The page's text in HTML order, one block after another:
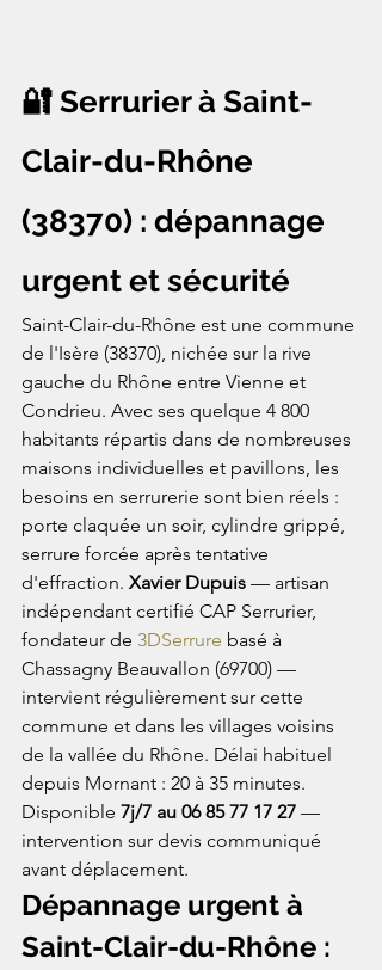
🔐 Serrurier à Saint-
Clair-du-Rhône
(38370) : dépannage
urgent et sécurité
Saint-Clair-du-Rhône est une commune
de l'Isère (38370), nichée sur la rive
gauche du Rhône entre Vienne et
Condrieu. Avec ses quelque 4 800
habitants répartis dans de nombreuses
maisons individuelles et pavillons, les
besoins en serrurerie sont bien réels :
porte claquée un soir, cylindre grippé,
serrure forcée après tentative
d'effraction. Xavier Dupuis — artisan
indépendant certifié CAP Serrurier,
fondateur de 3DSerrure basé à
Chassagny Beauvallon (69700) —
intervient régulièrement sur cette
commune et dans les villages voisins
de la vallée du Rhône. Délai habituel
depuis Mornant : 20 à 35 minutes.
Disponible 7j/7 au 06 85 77 17 27 —
intervention sur devis communiqué
avant déplacement.
Dépannage urgent à
Saint-Clair-du-Rhône :